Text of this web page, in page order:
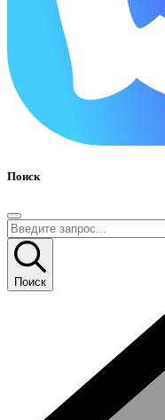
Поиск
Поиск